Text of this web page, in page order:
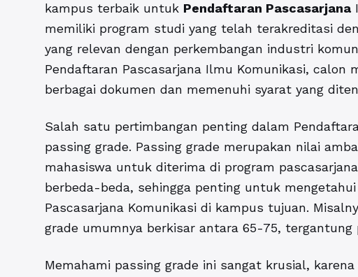
kampus terbaik untuk Pendaftaran Pascasarjana
memiliki program studi yang telah terakreditasi
yang relevan dengan perkembangan industri
Pendaftaran Pascasarjana Ilmu Komunikasi, calon
berbagai dokumen dan memenuhi syarat yang
Salah satu pertimbangan penting dalam
passing grade. Passing grade merupakan nilai
mahasiswa untuk diterima di program
berbeda-beda, sehingga penting untuk
Pascasarjana Komunikasi di kampus tujuan.
grade umumnya berkisar antara 65-75,
Memahami passing grade ini sangat krusial,